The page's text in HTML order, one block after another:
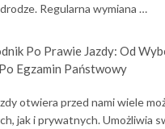
Regularna wymiana …
Po Prawie Jazdy: Od
Egzamin Państwowy
otwiera przed nami wiele
jak i prywatnych. Umożliwia